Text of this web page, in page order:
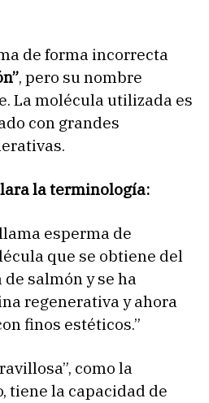
de forma incorrecta
, pero su nombre
La molécula utilizada es
con grandes
la terminología:
esperma de
que se obtiene del
salmón y se ha
regenerativa y ahora
finos estéticos.”
como la
tiene la capacidad de